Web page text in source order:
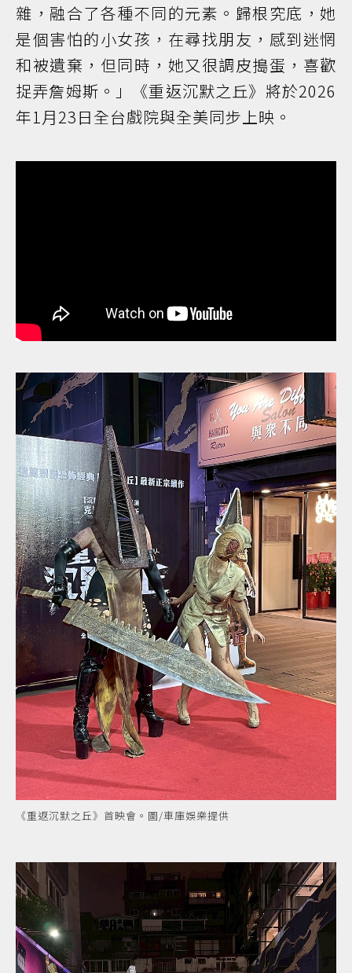
雜，融合了各種不同的元素。歸根究底，她
是個害怕的小女孩，在尋找朋友，感到迷惘
和被遺棄，但同時，她又很調皮搗蛋，喜歡
捉弄詹姆斯。」《重返沉默之丘》將於2026
年1月23日全台戲院與全美同步上映。
《重返沉默之丘》首映會。圖/車庫娛樂提供